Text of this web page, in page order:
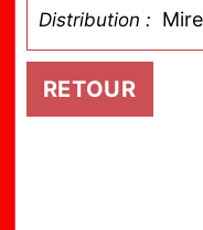
Distribution :